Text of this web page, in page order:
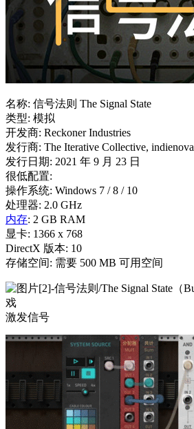
名称: 信号法则 The Signal State
类型: 模拟
开发商: Reckoner Industries
发行商: The Iterative Collective, indienova
发行日期: 2021 年 9 月 23 日
很低配置:
操作系统: Windows 7 / 8 / 10
处理器: 2.0 GHz
内存: 2 GB RAM
显卡: 1366 x 768
DirectX 版本: 10
存储空间: 需要 500 MB 可用空间
激发信号